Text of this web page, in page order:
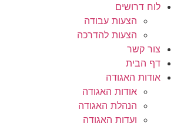
לוח דרושים
הצעות עבודה
הצעות להדרכה
צור קשר
דף הבית
אודות האגודה
אודות האגודה
הנהלת האגודה
ועדות האגודה